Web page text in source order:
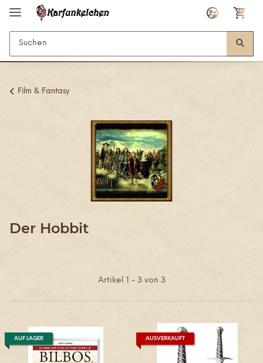
Film & Fantasy
Der Hobbit
Artikel 1 - 3 von 3
AUF LAGER AUSVERKAUFT